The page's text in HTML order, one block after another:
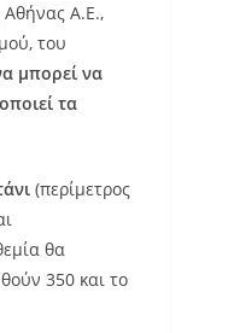
Α.Ε.,
του
μπορεί να
τα
(περίμετρος
θα
350 και το